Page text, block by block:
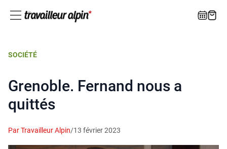
SOCIÉTÉ
Grenoble. Fernand nous a
quittés
Par Travailleur Alpin/13 février 2023